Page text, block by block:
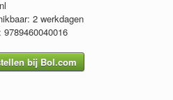
2 werkdagen
9789460040016
bij Bol.com